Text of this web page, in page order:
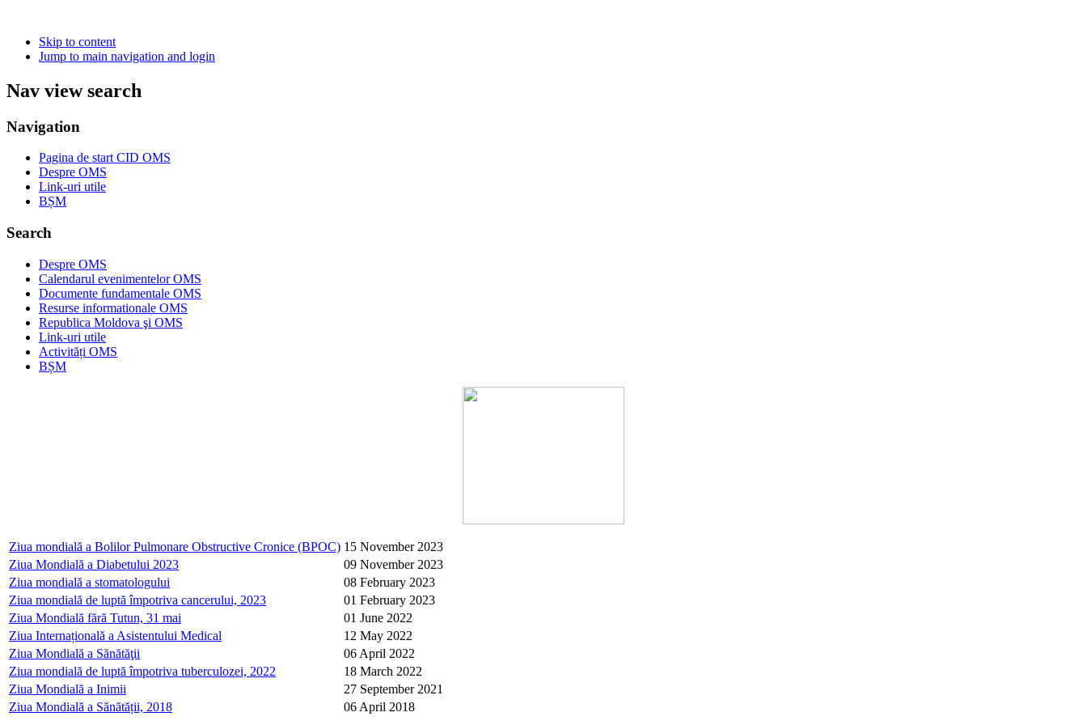
Skip to content
Jump to main navigation and login
Nav view search
Navigation
Pagina de start CID OMS
Despre OMS
Link-uri utile
BȘM
Search
Despre OMS
Calendarul evenimentelor OMS
Documente fundamentale OMS
Resurse informationale OMS
Republica Moldova şi OMS
Link-uri utile
Activități OMS
BȘM
Ziua mondială a Bolilor Pulmonare Obstructive Cronice (BPOC) 15 November 2023
Ziua Mondială a Diabetului 2023
09 November 2023
Ziua mondială a stomatologului
08 February 2023
Ziua mondială de luptă împotriva cancerului, 2023
01 February 2023
Ziua Mondială fără Tutun, 31 mai
01 June 2022
Ziua Internațională a Asistentului Medical
12 May 2022
Ziua Mondială a Sănătăţii
06 April 2022
Ziua mondială de luptă împotriva tuberculozei, 2022
18 March 2022
Ziua Mondială a Inimii
27 September 2021
Ziua Mondială a Sănătății, 2018
06 April 2018